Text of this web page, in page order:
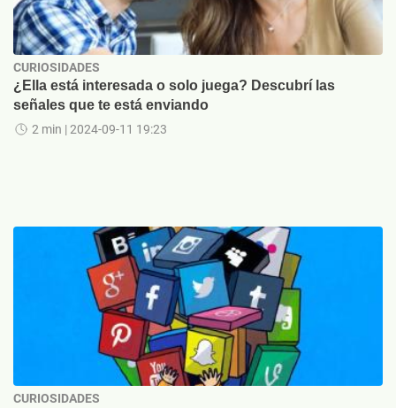
CURIOSIDADES
¿Ella está interesada o solo juega? Descubrí las
señales que te está enviando
2 min | 2024-09-11 19:23
CURIOSIDADES